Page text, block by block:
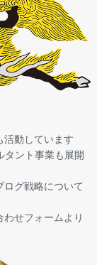
活動しています
タント事業も展開
グ戦略について
わせフォームより